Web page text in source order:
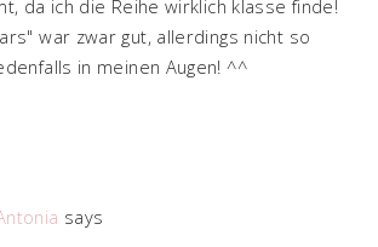
da ich die Reihe wirklich klasse finde!
war zwar gut, allerdings nicht so
in meinen Augen! ^^
says